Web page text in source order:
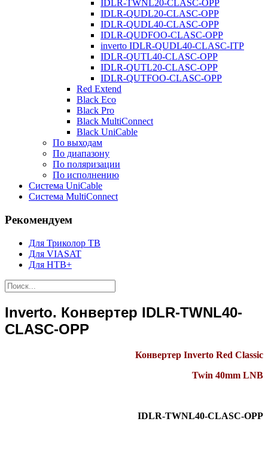
IDLR-TWNL20-CLASC-OPP
IDLR-QUDL20-CLASC-OPP
IDLR-QUDL40-CLASC-OPP
IDLR-QUDFOO-CLASC-OPP
inverto IDLR-QUDL40-CLASC-ITP
IDLR-QUTL40-CLASC-OPP
IDLR-QUTL20-CLASC-OPP
IDLR-QUTFOO-CLASC-OPP
Red Extend
Black Eco
Black Pro
Black MultiConnect
Black UniCable
По выходам
По диапазону
По поляризации
По исполнению
Система UniCable
Система MultiConnect
Рекомендуем
Для Триколор ТВ
Для VIASAT
Для НТВ+
Inverto. Конвертер IDLR-TWNL40-
CLASC-OPP
Конвертер Inverto Red Classic
Twin 40mm LNB
IDLR-TWNL40-CLASC-OPP